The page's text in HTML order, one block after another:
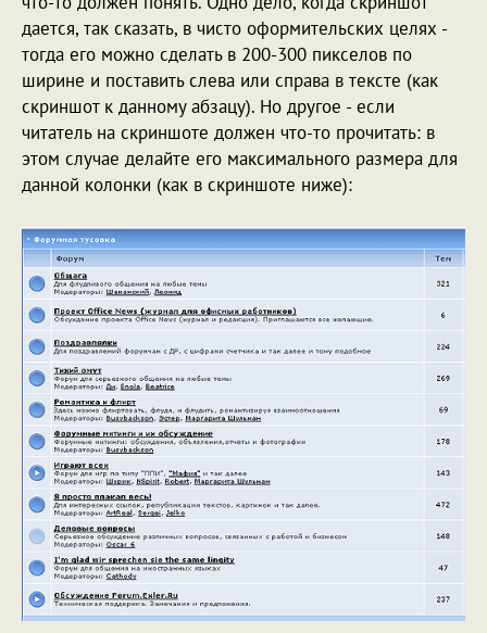
дается, так сказать, в чисто оформительских целях -
тогда его можно сделать в 200-300 пикселов по
ширине и поставить слева или справа в тексте (как
скриншот к данному абзацу). Но другое - если
читатель на скриншоте должен что-то прочитать: в
этом случае делайте его максимального размера для
данной колонки (как в скриншоте ниже):